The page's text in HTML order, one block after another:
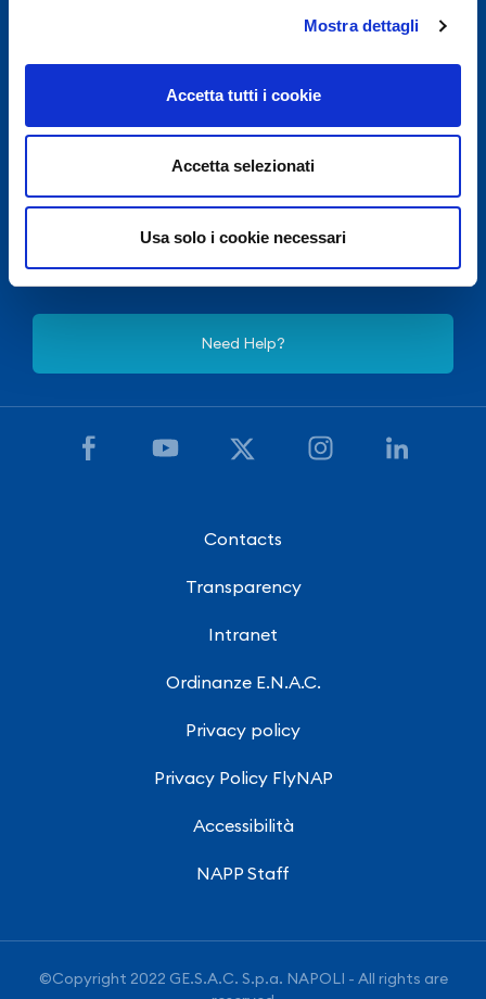
Mostra dettagli
Accetta tutti i cookie
Accetta selezionati
Usa solo i cookie necessari
For security reasons and in accordance with E.N.A.C.
Airport is closed from 10.30pm to 3.30am, except for
exceptional flight delays.
Need Help?
Contacts
Transparency
Intranet
Ordinanze E.N.A.C.
Privacy policy
Privacy Policy FlyNAP
Accessibilità
NAPP Staff
©Copyright 2022 GE.S.A.C. S.p.a. NAPOLI - All rights are